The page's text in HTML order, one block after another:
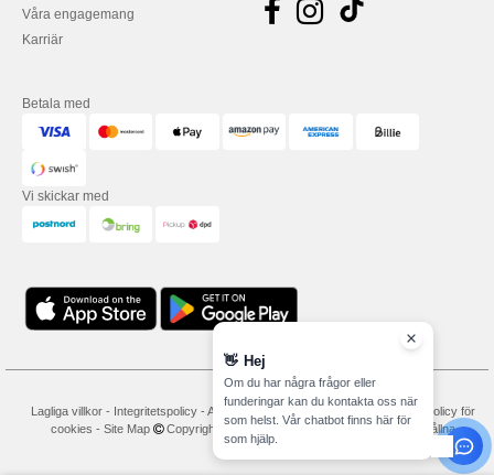
Våra engagemang
Karriär
Betala med
Vi skickar med
Lagliga villkor- Integritetspolicy- Användarvillkor -
Policy för
cookies - Site Map Copyright 2026 needen.se - Alla rättigheter förbehållna
👋 Hej
Om du har några frågor eller
funderingar kan du kontakta oss när
som helst. Vår chatbot finns här för
som hjälp.